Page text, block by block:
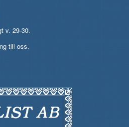
v. 29-30.
till oss.